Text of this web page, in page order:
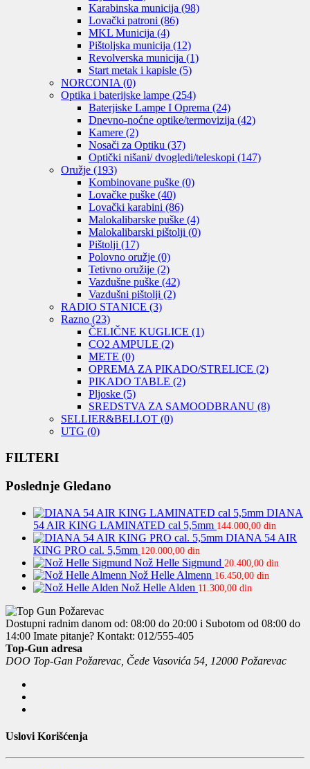
Karabinska municija (98)
Lovački patroni (86)
MKL Municija (4)
Pištoljska municija (12)
Revolverska municija (1)
Start metak i kapisle (5)
NORCONIA (0)
Optika i baterijske lampe (254)
Baterjiske Lampe I Oprema (24)
Dnevno-noćne optike/termovizija (42)
Kamere (2)
Nosači za Optiku (37)
Optički nišani/ dvogledi/teleskopi (147)
Oružje (193)
Kombinovane puške (0)
Lovačke puške (40)
Lovački karabini (86)
Malokalibarske puške (4)
Malokalibarski pištolji (0)
Pištolji (17)
Polovno oružje (0)
Tetivno oružije (2)
Vazdušne puške (42)
Vazdušni pištolji (2)
RADIO STANICE (3)
Razno (23)
ČELIČNE KUGLICE (1)
CO2 AMPULE (2)
METE (0)
OPREMA ZA PIKADO/STRELICE (2)
PIKADO TABLE (2)
Pljoske (5)
SREDSTVA ZA SAMOODBRANU (8)
SELLIER&BELLOT (0)
UTG (0)
FILTERI
Poslednje Gledano
DIANA
54 AIR KING LAMINATED cal 5,5mm 144.000,00 din
DIANA 54 AIR
KING PRO cal. 5,5mm 120.000,00 din
Nož Helle Sigmund 20.400,00 din
Nož Helle Almenn 16.450,00 din
Nož Helle Alden 11.300,00 din
Dostupni radnim danom od: 08:00 do 20:00 i Subotom od 08:00 do
14:00 Imate pitanje? Kontakt: 012/555-405
Top-Gun adresa
DOO Top-Gan Požarevac, Čede Vasovića 54, 12000 Požarevac
Uslovi Korišćenja